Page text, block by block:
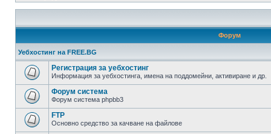
Форум
Уебхостинг на FREE.BG
Регистрация за уебхостинг
Информация за уебхостинга, имена на поддомейни, активиране и др.
Форум система
Форум система phpbb3
FTP
Основно средство за качване на файлове